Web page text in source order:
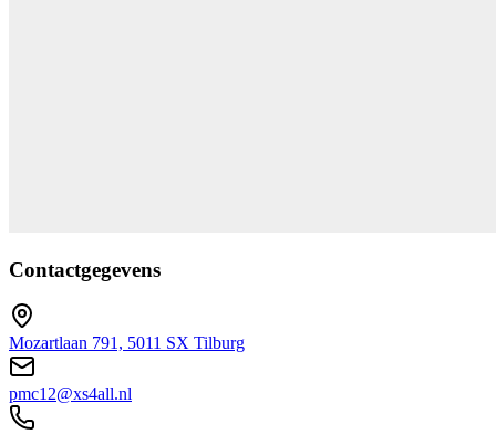
Contactgegevens
Mozartlaan 791, 5011 SX Tilburg
pmc12@xs4all.nl